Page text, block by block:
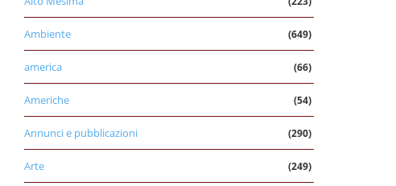
Ambiente (649)
america (66)
Americhe (54)
Annunci e pubblicazioni (290)
Arte (249)